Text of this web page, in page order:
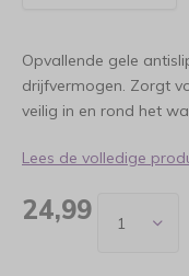
Opvallende gele
drijfvermogen. Zorgt
veilig in en rond het
Lees de volledige
24,99